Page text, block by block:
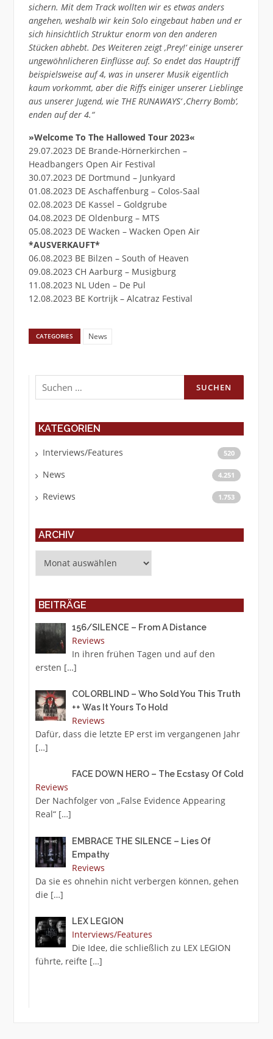
sichern. Mit dem Track wollten wir es etwas anders
angehen, weshalb wir kein Solo eingebaut haben und er
sich hinsichtlich Struktur enorm von den anderen
Stücken abhebt. Des Weiteren zeigt ‚Prey!‘ einige unserer
ungewöhnlicheren Einflüsse auf. So endet das Hauptriff
beispielsweise auf 4, was in unserer Musik eigentlich
kaum vorkommt, aber die Riffs einiger unserer Lieblinge
aus unserer Jugend, wie THE RUNAWAYS‘ ‚Cherry Bomb‘,
enden auf der 4.“
»Welcome To The Hallowed Tour 2023«
29.07.2023 DE Brande-Hörnerkirchen –
Headbangers Open Air Festival
30.07.2023 DE Dortmund – Junkyard
01.08.2023 DE Aschaffenburg – Colos-Saal
02.08.2023 DE Kassel – Goldgrube
04.08.2023 DE Oldenburg – MTS
05.08.2023 DE Wacken – Wacken Open Air
*AUSVERKAUFT*
06.08.2023 BE Bilzen – South of Heaven
09.08.2023 CH Aarburg – Musigburg
11.08.2023 NL Uden – De Pul
12.08.2023 BE Kortrijk – Alcatraz Festival
CATEGORIES News
Suchen
nach:
KATEGORIEN
Interviews/Features 520
News 4.251
Reviews 1.753
ARCHIV
BEITRÄGE
156/SILENCE – From A Distance
Reviews
In ihren frühen Tagen und auf den
ersten […]
COLORBLIND – Who Sold You This Truth
++ Was It Yours To Hold
Reviews
Dafür, dass die letzte EP erst im vergangenen Jahr
[…]
FACE DOWN HERO – The Ecstasy Of Cold
Reviews
Der Nachfolger von „False Evidence Appearing
Real“ […]
EMBRACE THE SILENCE – Lies Of
Empathy
Reviews
Da sie es ohnehin nicht verbergen können, gehen
die […]
LEX LEGION
Interviews/Features
Die Idee, die schließlich zu LEX LEGION
führte, reifte […]